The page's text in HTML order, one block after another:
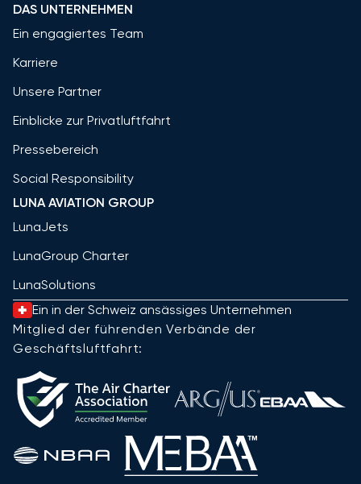
DAS UNTERNEHMEN
Ein engagiertes Team
Karriere
Unsere Partner
Einblicke zur Privatluftfahrt
Pressebereich
Social Responsibility
LUNA AVIATION GROUP
LunaJets
LunaGroup Charter
LunaSolutions
Ein in der Schweiz ansässiges Unternehmen
Mitglied der führenden Verbände der
Geschäftsluftfahrt: